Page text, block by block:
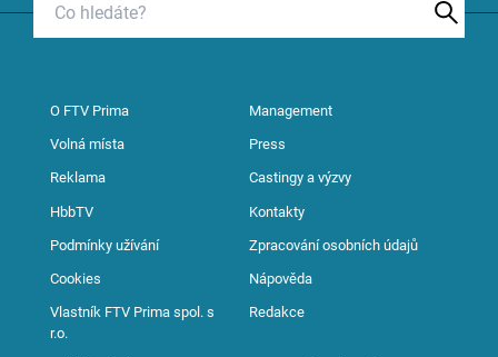
O FTV Prima Management
Volná místa Press
Reklama Castingy a výzvy
HbbTV Kontakty
Podmínky užívání Zpracování osobních údajů
Cookies Nápověda
Vlastník FTV Prima spol. s
r.o.
Redakce